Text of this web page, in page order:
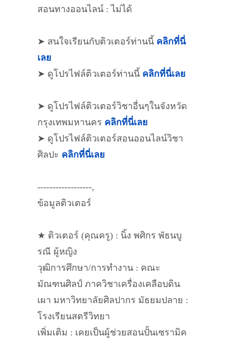
สอนทางออนไลน์ : ไม่ได้
➤ สนใจเรียนกับติวเตอร์ท่านนี้ คลิกที่นี่
เลย
➤ ดูโปรไฟล์ติวเตอร์ท่านนี้ คลิกที่นี่เลย
➤ ดูโปรไฟล์ติวเตอร์วิชาอื่นๆในจังหวัด
กรุงเทพมหานคร คลิกที่นี่เลย
➤ ดูโปรไฟล์ติวเตอร์สอนออนไลน์วิชา
ศิลปะ คลิกที่นี่เลย
------------------,
ข้อมูลติวเตอร์
★ ติวเตอร์ (คุณครู) : นิ้ง พศิกร พัธนบู
รณี ผู้หญิง
วุฒิการศึกษา/การทำงาน : คณะ
มัณฑนศิลป์ ภาควิชาเครื่องเคลือบดิน
เผา มหาวิทยาลัยศิลปากร มัธยมปลาย :
โรงเรียนสตรีวิทยา
เพิ่มเติม : เคยเป็นผู้ช่วยสอนปั้นเซรามิค